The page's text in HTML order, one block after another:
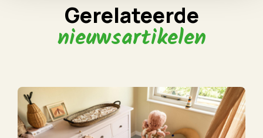
Gerelateerde
nieuwsartikelen